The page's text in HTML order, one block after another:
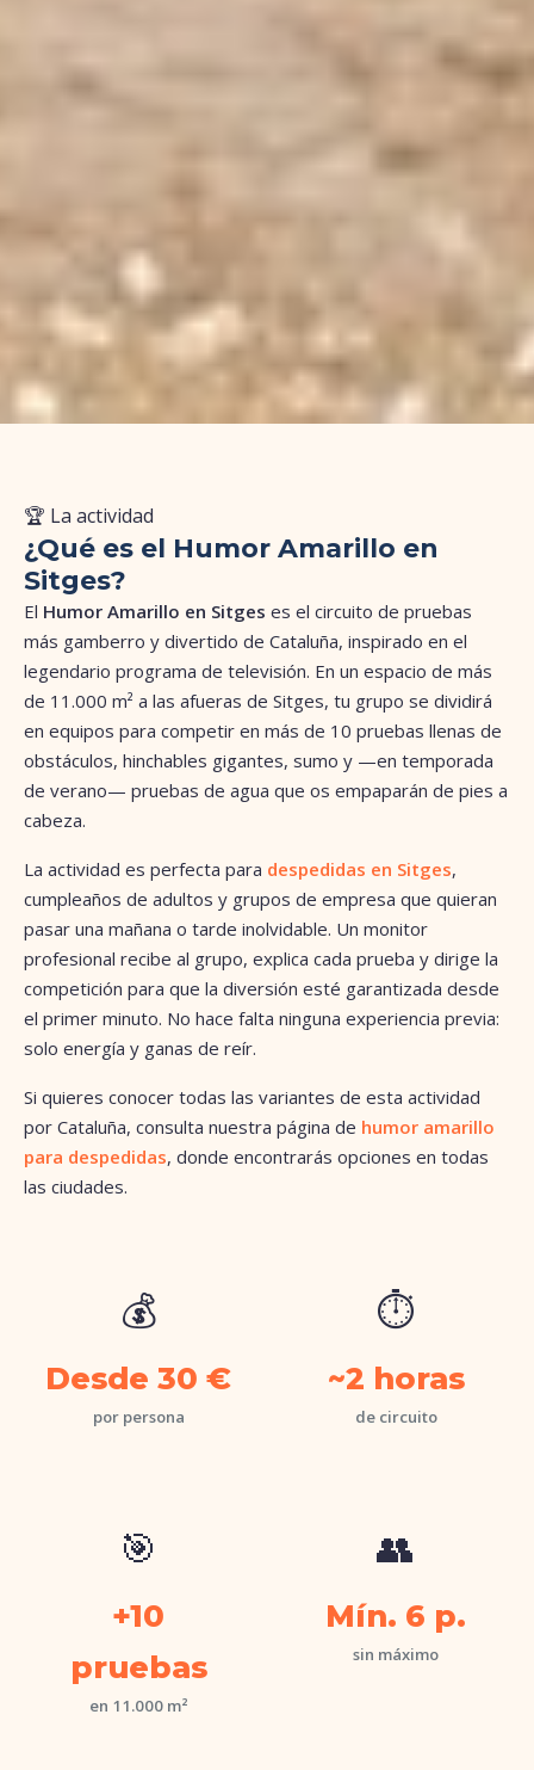
🏆 La actividad
¿Qué es el Humor Amarillo en
Sitges?
El Humor Amarillo en Sitges es el circuito de pruebas
más gamberro y divertido de Cataluña, inspirado en el
legendario programa de televisión. En un espacio de más
de 11.000 m² a las afueras de Sitges, tu grupo se dividirá
en equipos para competir en más de 10 pruebas llenas de
obstáculos, hinchables gigantes, sumo y —en temporada
de verano— pruebas de agua que os empaparán de pies a
cabeza.
La actividad es perfecta para despedidas en Sitges,
cumpleaños de adultos y grupos de empresa que quieran
pasar una mañana o tarde inolvidable. Un monitor
profesional recibe al grupo, explica cada prueba y dirige la
competición para que la diversión esté garantizada desde
el primer minuto. No hace falta ninguna experiencia previa:
solo energía y ganas de reír.
Si quieres conocer todas las variantes de esta actividad
por Cataluña, consulta nuestra página de humor amarillo
para despedidas, donde encontrarás opciones en todas
las ciudades.
💰
Desde 30 €
por persona
⏱️
~2 horas
de circuito
🎯
+10
pruebas
en 11.000 m²
👥
Mín. 6 p.
sin máximo